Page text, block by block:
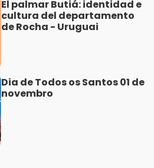
El palmar Butiá: identidad e
cultura del departamento
de Rocha - Uruguai
Dia de Todos os Santos 01 de
novembro